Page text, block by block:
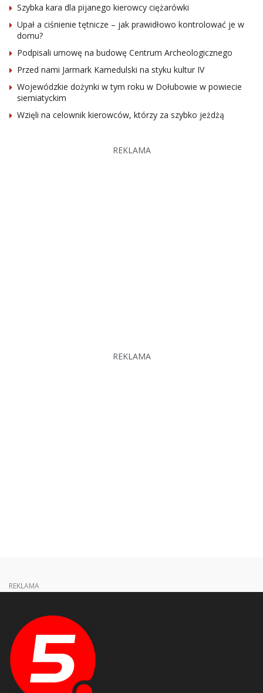
Szybka kara dla pijanego kierowcy ciężarówki
Upał a ciśnienie tętnicze – jak prawidłowo kontrolować je w
domu?
Podpisali umowę na budowę Centrum Archeologicznego
Przed nami Jarmark Kamedulski na styku kultur IV
Wojewódzkie dożynki w tym roku w Dołubowie w powiecie
siemiatyckim
Wzięli na celownik kierowców, którzy za szybko jeżdżą
REKLAMA
REKLAMA
REKLAMA